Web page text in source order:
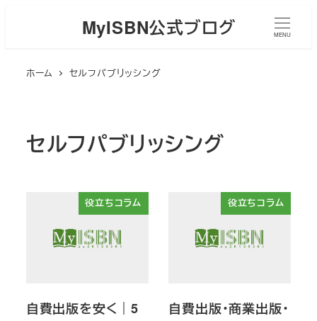
MyISBN公式ブログ MENU
ホーム セルフパブリッシング
セルフパブリッシング
役立ちコラム
自費出版を安く｜5
役立ちコラム
自費出版・商業出版・